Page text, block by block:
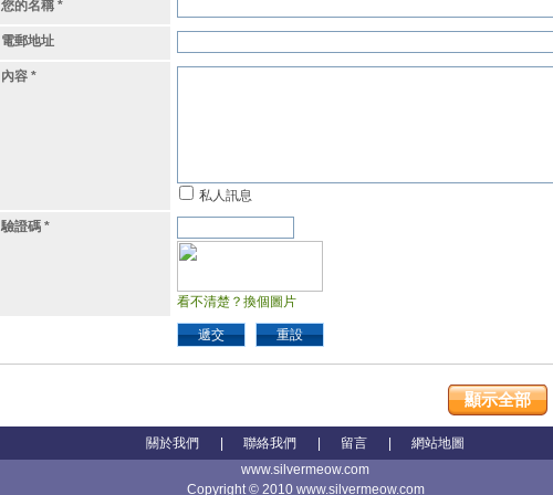
您的名稱 *
電郵地址
內容 *
私人訊息
驗證碼 *
看不清楚？換個圖片
遞交 重設
顯示全部
關於我們 聯絡我們 留言
網站地圖
www.silvermeow.com
Copyright © 2010 www.silvermeow.com